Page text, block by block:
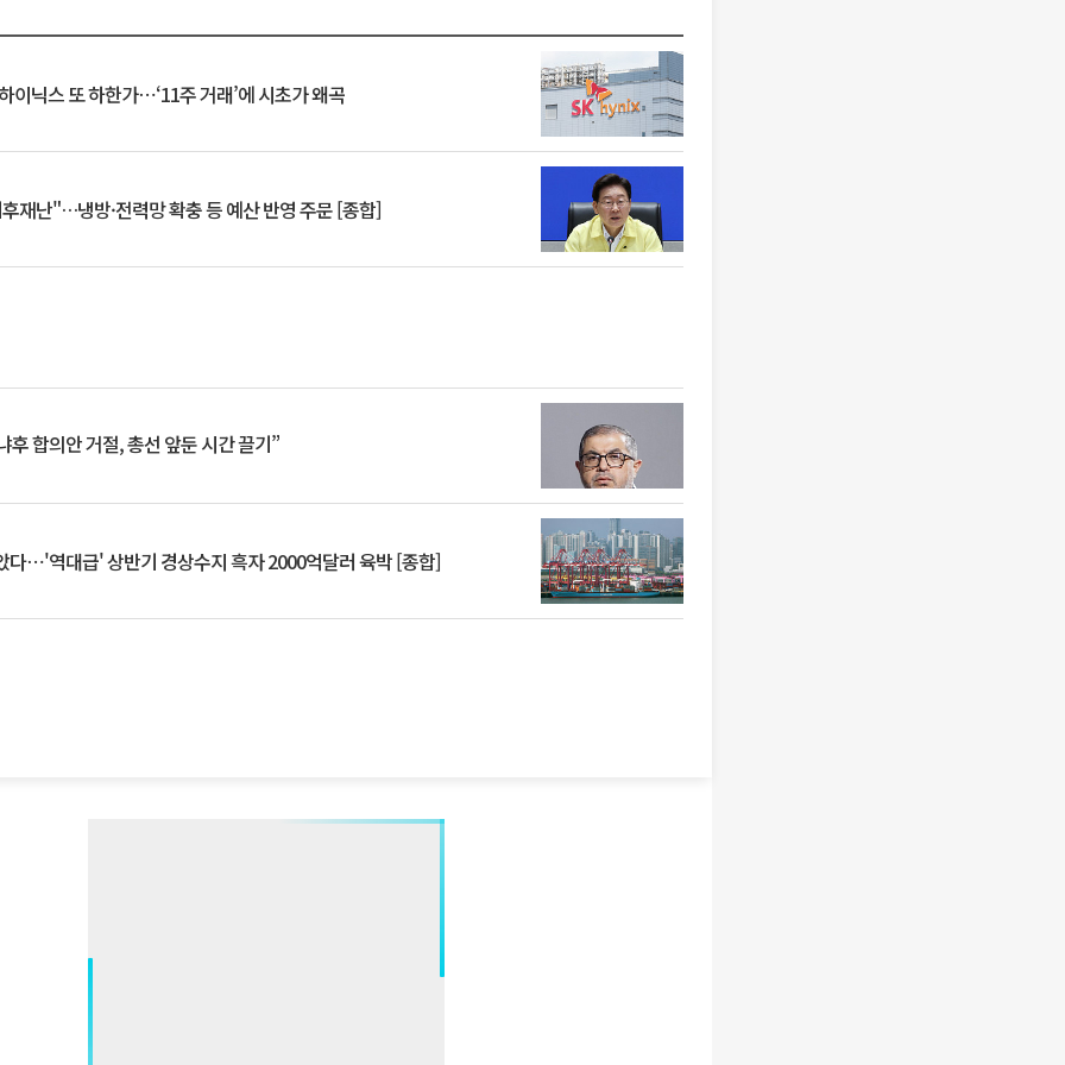
이닉스 또 하한가⋯‘11주 거래’에 시초가 왜곡
재난"…냉방·전력망 확충 등 예산 반영 주문 [종합]
후 합의안 거절, 총선 앞둔 시간 끌기”
다⋯'역대급' 상반기 경상수지 흑자 2000억달러 육박 [종합]